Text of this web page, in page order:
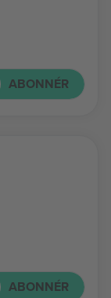
ABONNÉR
ABONNÉR